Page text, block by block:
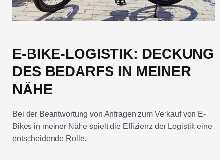
E-BIKE-LOGISTIK: DECKUNG
DES BEDARFS IN MEINER
NÄHE
Bei der Beantwortung von Anfragen zum Verkauf von E-
Bikes in meiner Nähe spielt die Effizienz der Logistik eine
entscheidende Rolle.